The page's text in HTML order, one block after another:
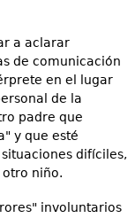
a aclarar
de comunicación
en el lugar
de la
padre que
y que esté
difíciles,
niño.
involuntarios